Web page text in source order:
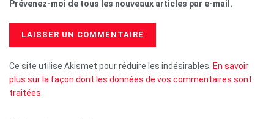
Prévenez-moi de tous les nouveaux articles par e-mail.
Ce site utilise Akismet pour réduire les indésirables. En savoir
plus sur la façon dont les données de vos commentaires sont
traitées